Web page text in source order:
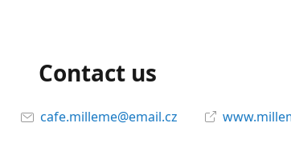
Contact us
cafe.milleme@email.cz